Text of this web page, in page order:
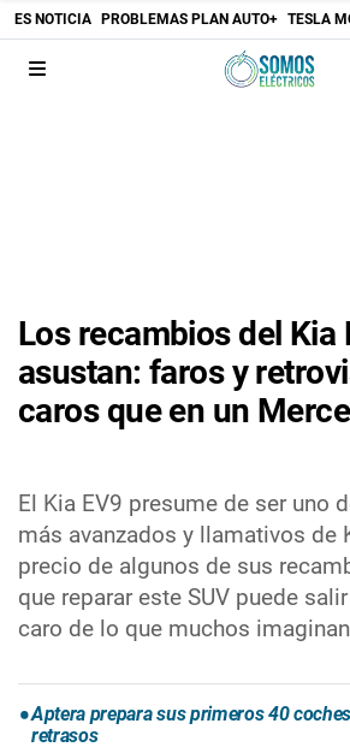
ES NOTICIA PROBLEMAS PLAN AUTO+ TESLA
Los recambios del Kia
asustan: faros y
caros que en un
El Kia EV9 presume de ser uno
más avanzados y llamativos de
precio de algunos de sus
que reparar este SUV puede
caro de lo que muchos
Aptera prepara sus primeros 40
retrasos